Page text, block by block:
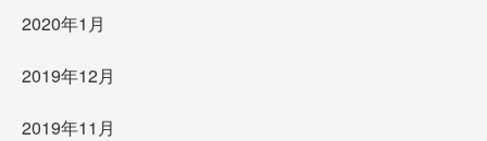
2020年1月
2019年12月
2019年11月